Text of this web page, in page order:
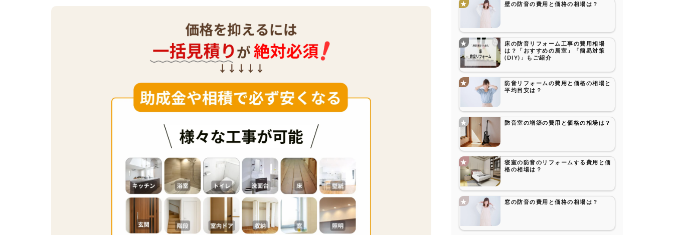
壁の防音の費用と価格の相場は？
床の防音リフォーム工事の費用相場
は？「おすすめの居室」「簡易対策
(DIY)」もご紹介
防音リフォームの費用と価格の相場と
平均目安は？
防音室の増築の費用と価格の相場は？
寝室の防音のリフォームする費用と価
格の相場は？
窓の防音の費用と価格の相場は？